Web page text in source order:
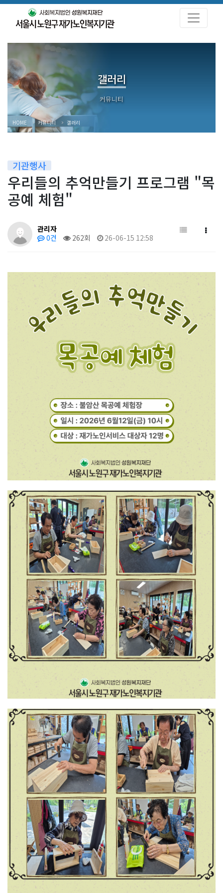
갤러리
HOME 커뮤니티 갤러리
기관행사
우리들의 추억만들기 프로그램 "목
공예 체험"
관리자
0건
262회 26-06-15 12:58